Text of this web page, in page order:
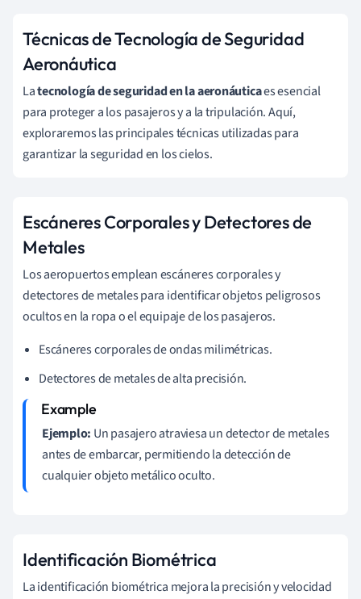
Técnicas de Tecnología de Seguridad
Aeronáutica
Latecnología de seguridad en la aeronáuticaes esencial
para proteger a los pasajeros y a la tripulación. Aquí,
exploraremos las principales técnicas utilizadas para
garantizar la seguridad en los cielos.
Escáneres Corporales y Detectores de
Metales
Los aeropuertos emplean escáneres corporales y
detectores de metales para identificar objetos peligrosos
ocultos en la ropa o el equipaje de los pasajeros.
Escáneres corporales de ondas milimétricas.
Detectores de metales de alta precisión.
Ejemplo: Un pasajero atraviesa un detector de metales
antes de embarcar, permitiendo la detección de
cualquier objeto metálico oculto.
Identificación Biométrica
La identificación biométrica mejora la precisión y velocidad